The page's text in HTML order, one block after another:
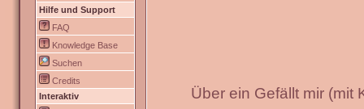
Hilfe und Support
FAQ
Knowledge Base
Suchen
Credits
Interaktiv
Über ein Gefällt mir (mit